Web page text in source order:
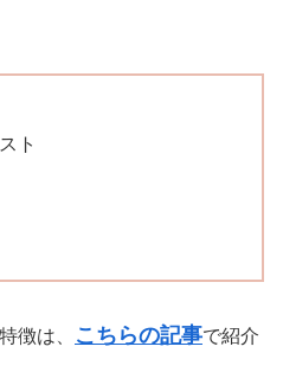
ト
徴は、 こちらの記事で紹介